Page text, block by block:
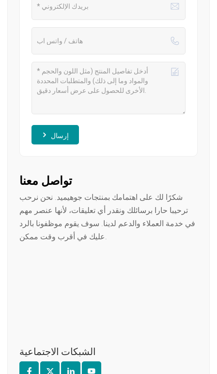
إرسال
تواصل معنا
شكرًا لك على اهتمامك بمنتجات جوهيميد. نحن نرحب
ترحيبا حارا برسائلك ونقدر أي تعليقات، لأنها عنصر مهم
في خدمة العملاء والدعم لدينا. سوف يقوم موظفونا بالرد
عليك في أقرب وقت ممكن.
الشبكات الاجتماعية